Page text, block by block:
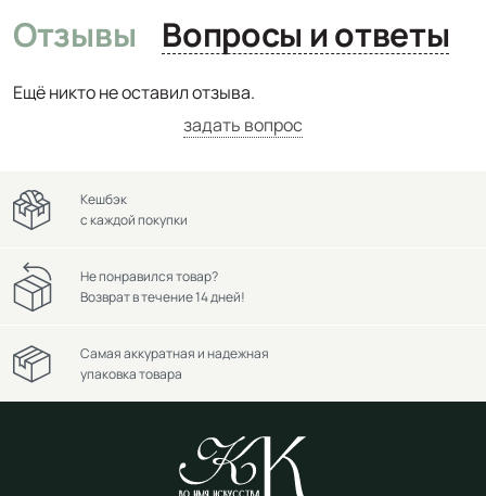
Отзывы Вопросы и ответы
Ещё никто не оставил отзыва.
задать вопрос
Кешбэк
с каждой покупки
Не понравился товар?
Возврат в течение 14 дней!
Самая аккуратная и надежная
упаковка товара